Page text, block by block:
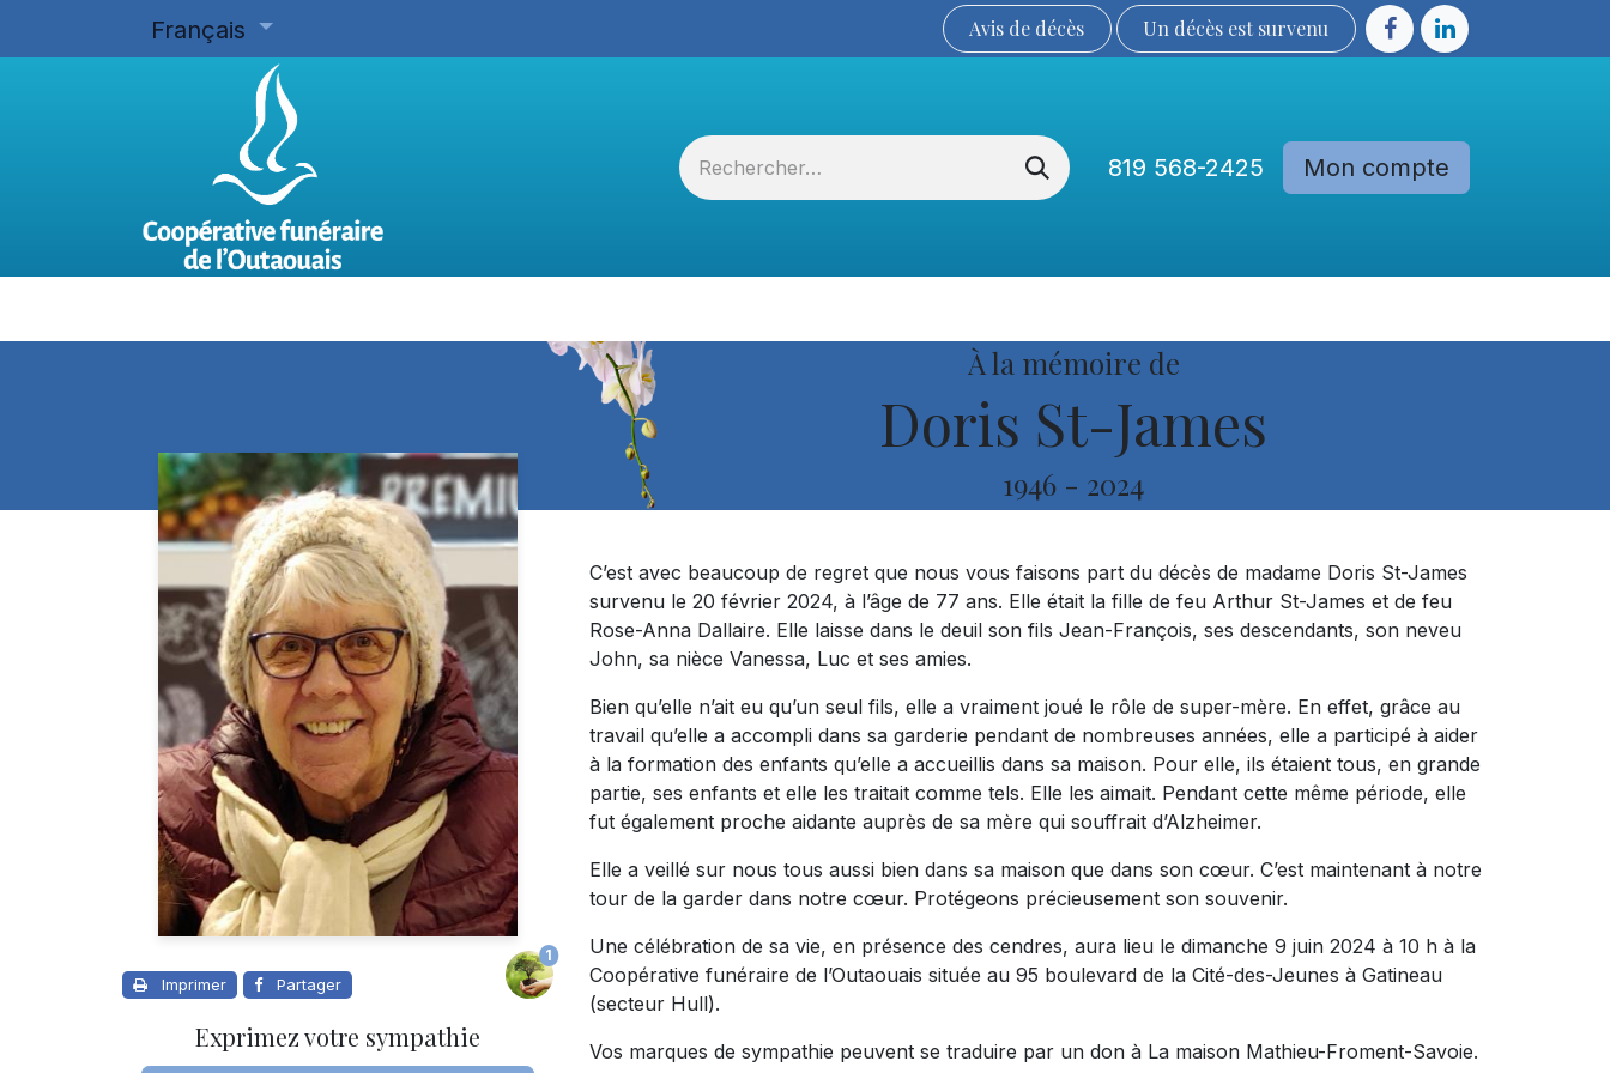
Français Avis de décès Un décès est sur​​​​​​​​ve​nu​​​​​​​​​​
819 568-2425 Mon compte
À la mémoire de
Doris St-James
1946 - 2024
Imprimer Partager
1
Exprimez votre sympathie
C’est avec beaucoup de regret que nous vous faisons part du décès de madame Doris St-James
survenu le 20 février 2024, à l’âge de 77 ans. Elle était la fille de feu Arthur St-James et de feu
Rose-Anna Dallaire. Elle laisse dans le deuil son fils Jean-François, ses descendants, son neveu
John, sa nièce Vanessa, Luc et ses amies.
Bien qu’elle n’ait eu qu’un seul fils, elle a vraiment joué le rôle de super-mère. En effet, grâce au
travail qu’elle a accompli dans sa garderie pendant de nombreuses années, elle a participé à aider
à la formation des enfants qu’elle a accueillis dans sa maison. Pour elle, ils étaient tous, en grande
partie, ses enfants et elle les traitait comme tels. Elle les aimait. Pendant cette même période, elle
fut également proche aidante auprès de sa mère qui souffrait d’Alzheimer.
Elle a veillé sur nous tous aussi bien dans sa maison que dans son cœur. C’est maintenant à notre
tour de la garder dans notre cœur. Protégeons précieusement son souvenir.
Une célébration de sa vie, en présence des cendres, aura lieu le dimanche 9 juin 2024 à 10 h à la
Coopérative funéraire de l’Outaouais située au 95 boulevard de la Cité-des-Jeunes à Gatineau
(secteur Hull).
Vos marques de sympathie peuvent se traduire par un don à La maison Mathieu-Froment-Savoie.